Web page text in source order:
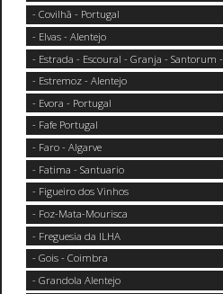
- Covilhã - Portugal
- Elvas - Alentejo
- Estrada - Escoural - Granja - Santorum -
- Estremoz - Alentejo
- Evora - Portugal
- Fafe Portugal
- Faro - Algarve
- Fatima - Santuario
- Figueiro dos Vinhos
- Foz-Mata-Mourisca
- Freguesia da ILHA
- Gois - Coimbra
- Grandola Alentejo